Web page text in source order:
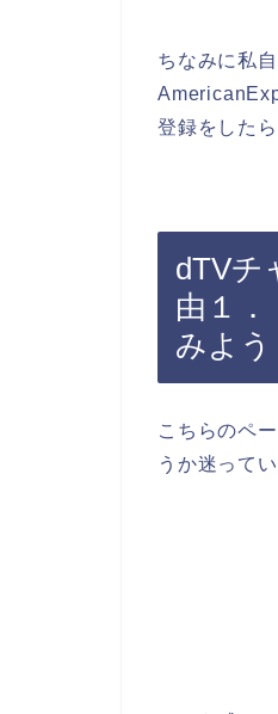
ちなみに私
登録をした
dTVチ
由１
みよう
こちらのペ
うか迷って